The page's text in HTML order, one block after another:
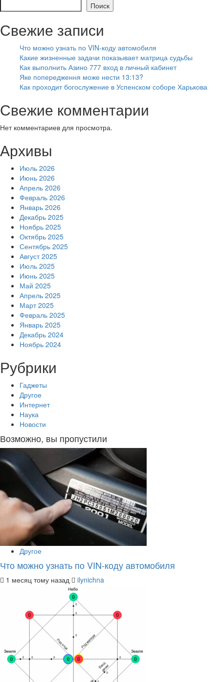
Поиск
Свежие записи
Что можно узнать по VIN-коду автомобиля
Какие жизненные задачи показывает матрица судьбы
Как выполнить Азино 777 вход в личный кабинет
Яке попередження може нести 13:13?
Как проходит богослужение в Успенском соборе Харькова
Свежие комментарии
Нет комментариев для просмотра.
Архивы
Июль 2026
Июнь 2026
Апрель 2026
Февраль 2026
Январь 2026
Декабрь 2025
Ноябрь 2025
Октябрь 2025
Сентябрь 2025
Август 2025
Июль 2025
Июнь 2025
Май 2025
Апрель 2025
Март 2025
Февраль 2025
Январь 2025
Декабрь 2024
Ноябрь 2024
Рубрики
Гаджеты
Другое
Интернет
Наука
Новости
Возможно, вы пропустили
Другое
Что можно узнать по VIN-коду автомобиля
1 месяц тому назад ilynichna